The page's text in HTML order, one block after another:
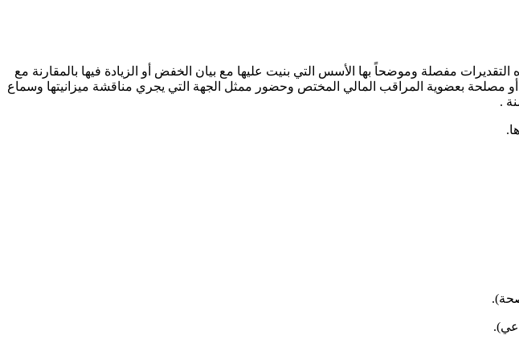
مفصلة وموضحاً بها الأسس التي بنيت عليها مع بيان الخفض أو الزيادة فيها بالمقارنة مع
أو مصلحة بعضوية المراقب المالي المختص وحضور ممثل الجهة التي يجري مناقشة ميزانيتها وسماع